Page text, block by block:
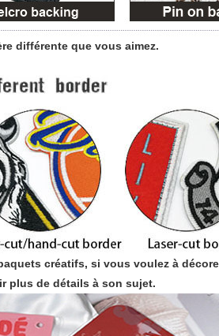
différente que vous aimez.
créatifs, si vous voulez à
plus de détails à son sujet.